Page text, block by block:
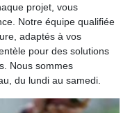
projet, vous
Notre équipe qualifiée
adaptés à vos
pour des solutions
Nous sommes
du lundi au samedi.